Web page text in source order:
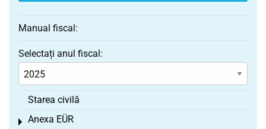
Manual fiscal:
Selectați anul fiscal:
Starea civilă
Anexa EÜR
Toggle menu